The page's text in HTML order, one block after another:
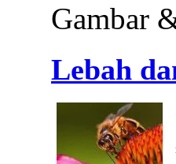
Gambar
Lebah